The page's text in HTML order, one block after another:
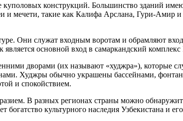
куполовых конструкций. Большинство зданий
и мечети, такие как Калифа Арслана, Гури-Амир
Они служат входным воротам и обрамляют
основной вход в самаркандский
дворами (их называют «худжра»), которые
Худжры обычно украшены бассейнами,
и спокойствием.
В разных регионах страны можно
культурного наследия Узбекистана и